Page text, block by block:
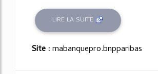
LIRE LA SUITE
Site :mabanquepro.bnpparibas